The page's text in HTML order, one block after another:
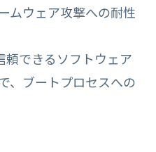
ムウェア攻撃への耐性
できるソフトウェア
、ブートプロセスへの